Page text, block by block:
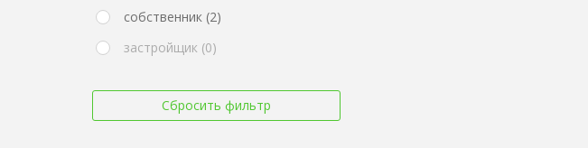
собственник (2)
застройщик (0)
Сбросить фильтр